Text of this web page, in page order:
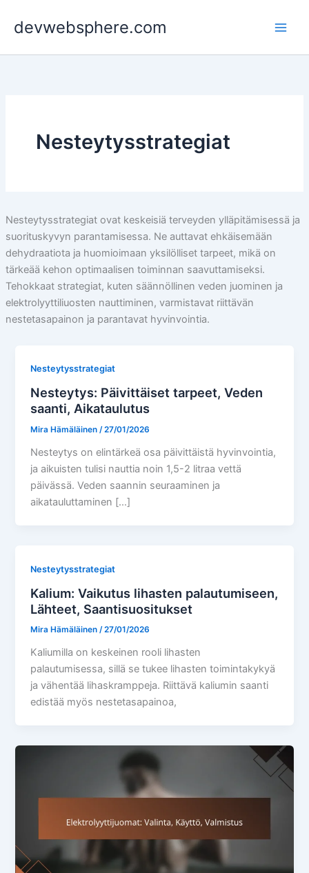
devwebsphere.com
Nesteytysstrategiat
Nesteytysstrategiat ovat keskeisiä terveyden ylläpitämisessä ja
suorituskyvyn parantamisessa. Ne auttavat ehkäisemään
dehydraatiota ja huomioimaan yksilölliset tarpeet, mikä on
tärkeää kehon optimaalisen toiminnan saavuttamiseksi.
Tehokkaat strategiat, kuten säännöllinen veden juominen ja
elektrolyyttiliuosten nauttiminen, varmistavat riittävän
nestetasapainon ja parantavat hyvinvointia.
Nesteytysstrategiat
Nesteytys: Päivittäiset tarpeet, Veden
saanti, Aikataulutus
Mira Hämäläinen/27/01/2026
Nesteytys on elintärkeä osa päivittäistä hyvinvointia,
ja aikuisten tulisi nauttia noin 1,5-2 litraa vettä
päivässä. Veden saannin seuraaminen ja
aikatauluttaminen […]
Nesteytysstrategiat
Kalium: Vaikutus lihasten palautumiseen,
Lähteet, Saantisuositukset
Mira Hämäläinen/27/01/2026
Kaliumilla on keskeinen rooli lihasten
palautumisessa, sillä se tukee lihasten toimintakykyä
ja vähentää lihaskramppeja. Riittävä kaliumin saanti
edistää myös nestetasapainoa,